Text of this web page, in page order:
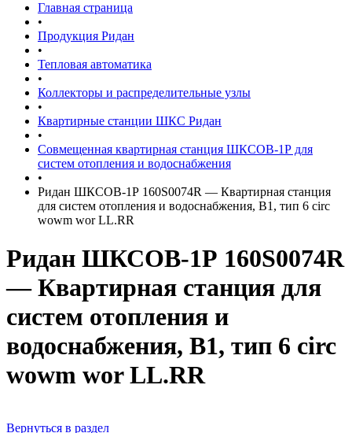
Главная страница
•
Продукция Ридан
•
Тепловая автоматика
•
Коллекторы и распределительные узлы
•
Квартирные станции ШКС Ридан
•
Совмещенная квартирная станция ШКСОВ-1Р для
систем отопления и водоснабжения
•
Ридан ШКСОВ-1Р 160S0074R — Квартирная станция
для систем отопления и водоснабжения, В1, тип 6 circ
wowm wor LL.RR
Ридан ШКСОВ-1Р 160S0074R
— Квартирная станция для
систем отопления и
водоснабжения, В1, тип 6 circ
wowm wor LL.RR
Вернуться в раздел